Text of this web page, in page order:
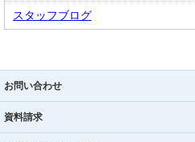
スタッフブログ
お問い合わせ
資料請求